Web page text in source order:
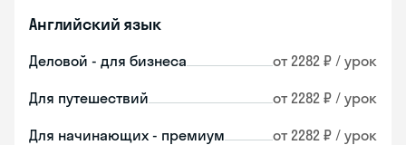
Английский язык
Деловой - для бизнеса от 2282 ₽ / урок
Для путешествий от 2282 ₽ / урок
Для начинающих - премиум от 2282 ₽ / урок